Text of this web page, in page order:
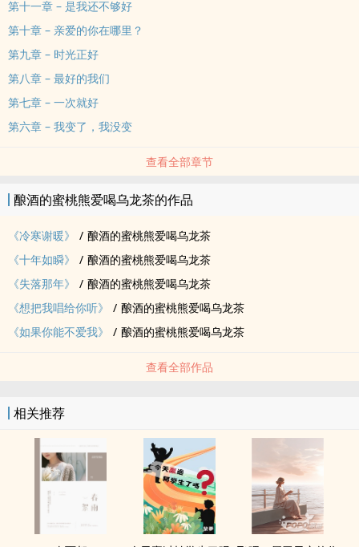
余光几万遍的找寻。
「妳知道吗？其实，妳一直都很幸福。」轻抿嘴唇，对着眼前的人儿
微微一顿，接着道下去：「至少妳还有愿意在妳身后的我。而我，从
未拥有过什么。」
只要你需要，我永远站在妳看得到的地方。
我愿意把一切都给妳，只要妳需要。
CH 1 - 喜欢妳 CH 8 - 最好的我们
CH 3 - 那些年 CH 10 - 亲爱的你在哪里？
CH 4 - 不可说 CH 11 - 是我还不够好
CH 5 - 唯一 CH 12 - Always
CH 6 - 我变了，我没变 CH 13 - 爱是妳给的温柔
CH 7 - 一次就好 番 外 - Love More
| 书封制作 | 感谢 温妮 、语歆、MR.S 幸苦制作
| 状 态 | 0813 完稿 · 0827 开始日更 · 0903 完更
| 标 签 | 黄宇航 // 青春 // 微虐 // 青春讲堂 // 丁程鑫 // 张真源
| 主题歌曲 | 失落沙洲 - 徐佳莹
我不是一定要你回来 只是当又一个人看海
回头才发现你不在 留下我迂回的徘徊
除了你之外的空白 还有谁能来教我爱
我变了，我没变 - 杨宗纬
第十一章 – 是我还不够好
第十章 – 亲爱的你在哪里？
第九章 – 时光正好
第八章 – 最好的我们
第七章 – 一次就好
第六章 – 我变了，我没变
查看全部章节
酿酒的蜜桃熊爱喝乌龙茶的作品
《冷寒谢暖》 / 酿酒的蜜桃熊爱喝乌龙茶
《十年如瞬》
/ 酿酒的蜜桃熊爱喝乌龙茶
《失落那年》
/ 酿酒的蜜桃熊爱喝乌龙茶
《想把我唱给你听》
/ 酿酒的蜜桃熊爱喝乌龙茶
《如果你能不爱我》
/ 酿酒的蜜桃熊爱喝乌龙茶
查看全部作品
相关推荐